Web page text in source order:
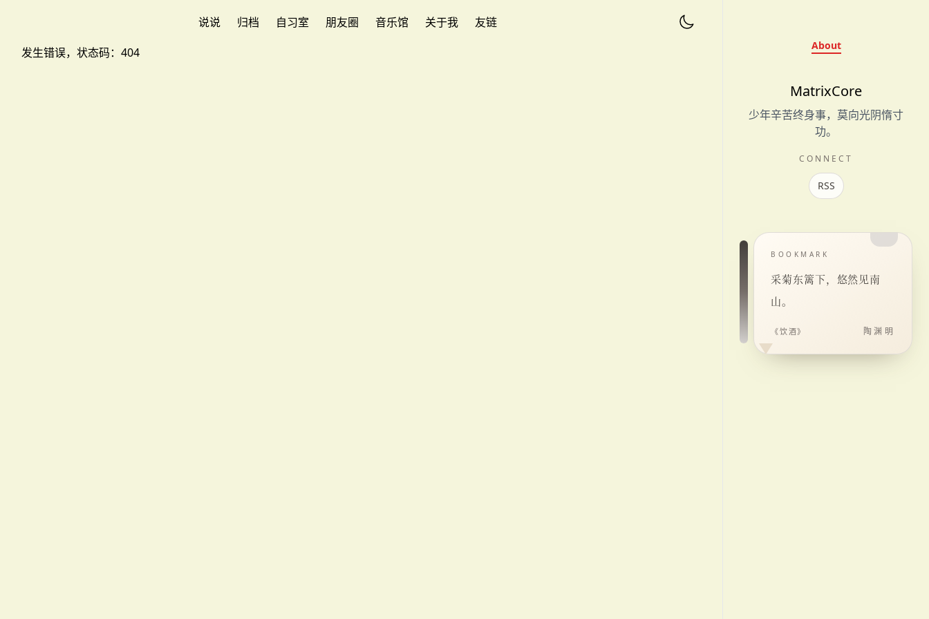
说说 归档 自习室 朋友圈 音乐馆 关于我
友链
发生错误，状态码： 404 About
MatrixCore
少年辛苦终身事，莫向光阴惰寸
功。
CONNECT
RSS
BOOKMARK
采菊东篱下，悠然见南
山。
《饮酒》 陶渊明